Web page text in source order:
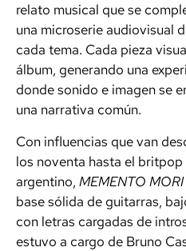
relato musical que se
una microserie audiovisual
cada tema. Cada pieza
álbum, generando una
donde sonido e imagen se
una narrativa común.
Con influencias que van
los noventa hasta el britpop
argentino, MEMENTO MORI
base sólida de guitarras,
con letras cargadas de
estuvo a cargo de Bruno